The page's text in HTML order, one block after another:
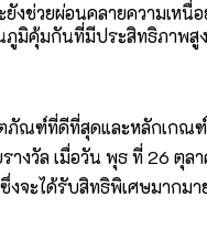
งช่วยผ่อนคลายความเหนื่อ
ภูมิคุ้มกันที่มีประสิทธิภาพสู
ภัณฑ์ที่ดีที่สุดและหลักเกณ
างวัล เมื่อวัน พุธ ที่ 26 ตุล
จะได้รับสิทธิพิเศษมากมา